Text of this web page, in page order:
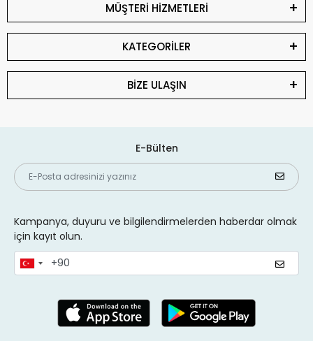
MÜŞTERİ HİZMETLERİ
KATEGORİLER
BİZE ULAŞIN
E-Bülten
Kampanya, duyuru ve bilgilendirmelerden haberdar olmak
için kayıt olun.